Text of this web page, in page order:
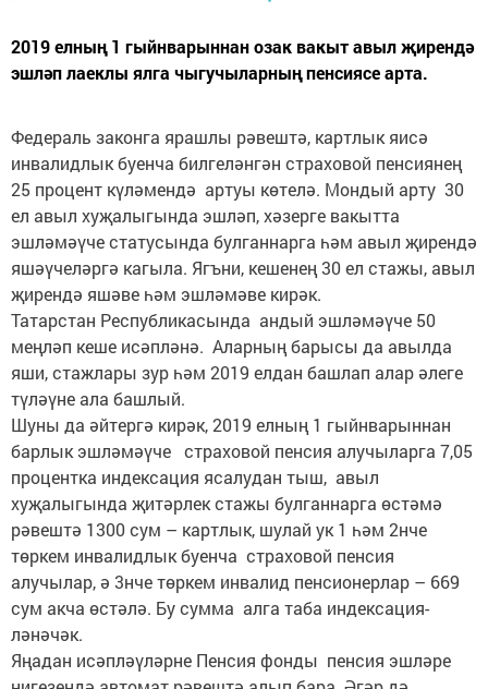
2019 елның 1 гыйнварыннан озак вакыт авыл җирендә
эшләп лаеклы ялга чыгучыларның пенсиясе арта.
Федераль законга ярашлы рәвештә, картлык яисә
инвалидлык буенча билгеләнгән страховой пенсиянең
25 процент күләмендә артуы көтелә. Мондый арту 30
ел авыл хуҗалыгында эшләп, хәзерге вакытта
эшләмәүче статусында булганнарга һәм авыл җирендә
яшәүчеләргә кагыла. Ягъни, кешенең 30 ел стажы, авыл
җирендә яшәве һәм эшләмәве кирәк.
Татарстан Республикасында андый эшләмәүче 50
меңләп кеше исәпләнә. Аларның барысы да авылда
яши, стажлары зур һәм 2019 елдан башлап алар әлеге
түләүне ала башлый.
Шуны да әйтергә кирәк, 2019 елның 1 гыйнварыннан
барлык эшләмәүче страховой пенсия алучыларга 7,05
процентка индексация ясалудан тыш, авыл
хуҗалыгында җитәрлек стажы булганнарга өстәмә
рәвештә 1300 сум – картлык, шулай ук 1 һәм 2нче
төркем инвалидлык буенча страховой пенсия
алучылар, ә 3нче төркем инвалид пенсионерлар – 669
сум акча өстәлә. Бу сумма алга таба индексация­
ләнәчәк.
Яңадан исәпләүләрне Пенсия фонды пенсия эшләре